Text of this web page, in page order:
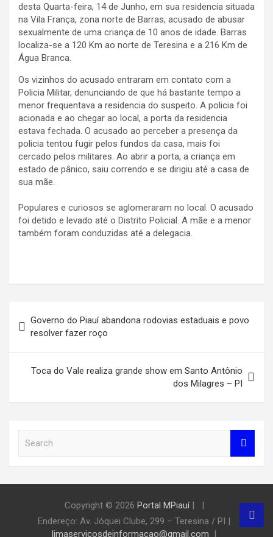
desta Quarta-feira, 14 de Junho, em sua residencia situada
na Vila França, zona norte de Barras, acusado de abusar
sexualmente de uma criança de 10 anos de idade. Barras
localiza-se a 120 Km ao norte de Teresina e a 216 Km de
Água Branca.
Os vizinhos do acusado entraram em contato com a
Policia Militar, denunciando de que há bastante tempo a
menor frequentava a residencia do suspeito. A policia foi
acionada e ao chegar ao local, a porta da residencia
estava fechada. O acusado ao perceber a presença da
policia tentou fugir pelos fundos da casa, mais foi
cercado pelos militares. Ao abrir a porta, a criança em
estado de pânico, saiu correndo e se dirigiu até a casa de
sua mãe.
Populares e curiosos se aglomeraram no local. O acusado
foi detido e levado até o Distrito Policial. A mãe e a menor
também foram conduzidas até a delegacia.
de
Post
Governo do Piauí abandona rodovias estaduais e povo
resolver fazer roço
Toca do Vale realiza grande show em Santo Antônio
dos Milagres – PI
c
Copyright © 2026 Portal MPiauí|
Endereço: Av. Jóquei Clube, 299 – Teresina / PI |
limaservicosdeinformacao@gmail.com